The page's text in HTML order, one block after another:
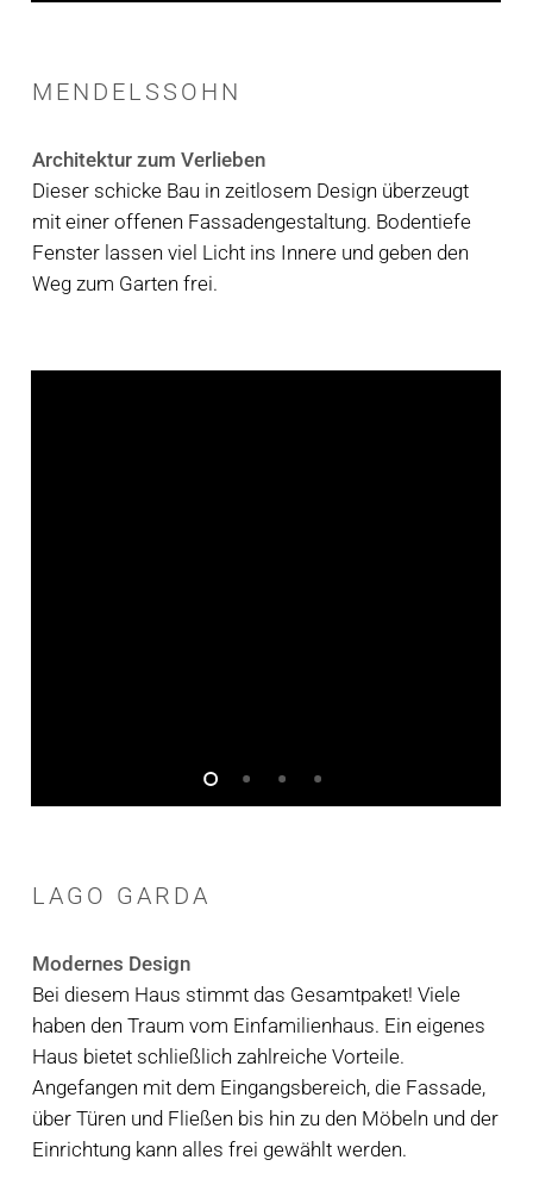
MENDELSSOHN
Architektur zum Verlieben
Dieser schicke Bau in zeitlosem Design überzeugt
mit einer offenen Fassadengestaltung. Bodentiefe
Fenster lassen viel Licht ins Innere und geben den
Weg zum Garten frei.
LAGO GARDA
Modernes Design
Bei diesem Haus stimmt das Gesamtpaket! Viele
haben den Traum vom Einfamilienhaus. Ein eigenes
Haus bietet schließlich zahlreiche Vorteile.
Angefangen mit dem Eingangsbereich, die Fassade,
über Türen und Fließen bis hin zu den Möbeln und der
Einrichtung kann alles frei gewählt werden.